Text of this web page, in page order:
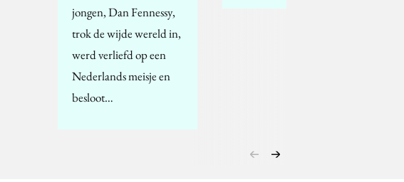
jongen, Dan Fennessy,
trok de wijde wereld in,
werd verliefd op een
Nederlands meisje en
besloot…